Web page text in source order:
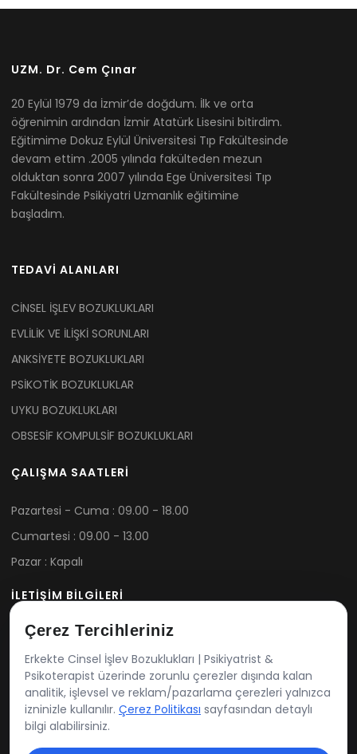
UZM. Dr. Cem Çınar
20 Eylül 1979 da İzmir’de doğdum. İlk ve orta
öğrenimin ardından İzmir Atatürk Lisesini bitirdim.
Eğitimime Dokuz Eylül Üniversitesi Tıp Fakültesinde
devam ettim .2005 yılında fakülteden mezun
olduktan sonra 2007 yılında Ege Üniversitesi Tıp
Fakültesinde Psikiyatri Uzmanlık eğitimine
başladım.
TEDAVİ ALANLARI
CİNSEL İŞLEV BOZUKLUKLARI
EVLİLİK VE İLİŞKİ SORUNLARI
ANKSİYETE BOZUKLUKLARI
PSİKOTİK BOZUKLUKLAR
UYKU BOZUKLUKLARI
OBSESİF KOMPULSİF BOZUKLUKLARI
ÇALIŞMA SAATLERİ
Pazartesi - Cuma : 09.00 - 18.00
Cumartesi : 09.00 - 13.00
Pazar : Kapalı
İLETİŞİM BİLGİLERİ
Telefon: 0541 164 40 41
E-Posta: info@drcemcinar.com
Adres: 75. Yıl MH. Vali Aziz Bey Cd. No:64/2 Yunusemre /
Manisa
Çerez Tercihleriniz
Erkekte Cinsel İşlev Bozuklukları | Psikiyatrist &
Psikoterapist üzerinde zorunlu çerezler dışında kalan
analitik, işlevsel ve reklam/pazarlama çerezleri yalnızca
izninizle kullanılır. Çerez Politikası sayfasından detaylı
bilgi alabilirsiniz.